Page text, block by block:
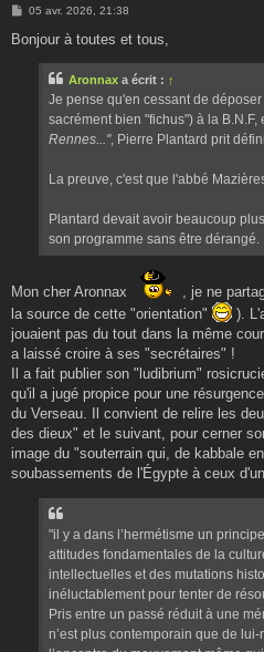
M
s
05 avr. 2026, 21:38
Bonjour à toutes et tous,
Aronnax a écrit : ↑
Je pense qu'en cessant de
sacrément bien "fichus") à la
Rennes...", Pierre Plantard prit
La preuve, c'est que l'abbé
Plantard devait avoir beaucoup
son programme sans être dérangé.
Mon cher Aronnax
, je ne
la source de cette "orientation"
).
jouaient pas du tout dans la même
a laissé croire à ses "secrétaires" !
Il a fait publier son "ludibrium"
qu'il a jugé propice pour une
du Verseau. Il convient de relire les
des dieux" et le suivant, pour cerner
image du "souterrain qui, de kabbale
soubassements de l'Égypte à ceux
"il y a dans l’hermétisme un
attitudes fondamentales de la
intellectuelles et des mutations
inéluctablement pour tenter de
Pris entre un passé réduit à une
n’est plus contemporain que de